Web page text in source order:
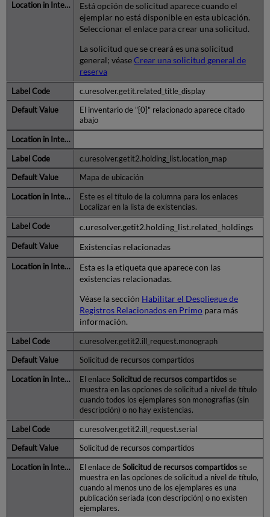
Está opción de solicitud aparece cuando el
ejemplar no está disponible en esta ubicación.
Seleccionar el enlace para crear una solicitud.
La solicitud que se creará es una solicitud
general; véaseCrear una solicitud general de
reserva
c.uresolver.getit.related_title_display
El inventario de "{0}" relacionado aparece citado
abajo
c.uresolver.getit2.holding_list.location_map
Mapa de ubicación
Este es el título de la columna para los enlaces
Localizar en la lista de existencias.
c.uresolver.getit2.holding_list.related_holdings
Existencias relacionadas
Esta es la etiqueta que aparece con las
existencias relacionadas.
Véase la sección Habilitar el Despliegue de
Registros Relacionados en Primo para más
información.
c.uresolver.getit2.ill_request.monograph
Solicitud de recursos compartidos
El enlace Solicitud de recursos compartidos se
muestra en las opciones de solicitud a nivel de título
cuando todos los ejemplares son monografías (sin
descripción) o no hay existencias.
c.uresolver.getit2.ill_request.serial
Solicitud de recursos compartidos
El enlace deSolicitud de recursos compartidos se
muestra en las opciones de solicitud a nivel de título,
cuando al menos uno de los ejemplares es una
publicación seriada (con descripción) o no existen
ejemplares.